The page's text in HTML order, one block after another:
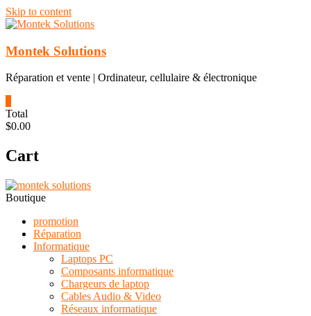
Skip to content
Montek Solutions
Réparation et vente | Ordinateur, cellulaire & électronique
Total
$0.00
Cart
Boutique
promotion
Réparation
Informatique
Laptops PC
Composants informatique
Chargeurs de laptop
Cables Audio & Video
Réseaux informatique